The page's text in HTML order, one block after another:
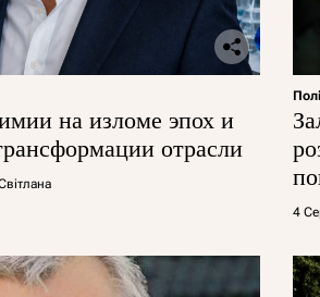
на изломе эпох и
отрасли
4